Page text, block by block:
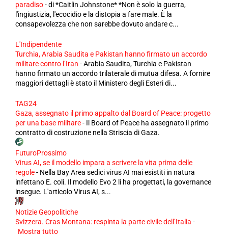
paradiso-di *Caitlin Johnstone* *Non è solo la guerra,
l'ingiustizia, l'ecocidio e la distopia a fare male. È la
consapevolezza che non sarebbe dovuto andare c...
L'Indipendente
Turchia, Arabia Saudita e Pakistan hanno firmato un accordo
militare contro l’Iran -Arabia Saudita, Turchia e Pakistan
hanno firmato un accordo trilaterale di mutua difesa. A fornire
maggiori dettagli è stato il Ministero degli Esteri di...
TAG24
Gaza, assegnato il primo appalto dal Board of Peace: progetto
per una base militare- Il Board of Peace ha assegnato il primo
contratto di costruzione nella Striscia di Gaza.
FuturoProssimo
Virus AI, se il modello impara a scrivere la vita prima delle
regole- Nella Bay Area sedici virus AI mai esistiti in natura
infettano E. coli. Il modello Evo 2 li ha progettati, la governance
insegue. L'articolo Virus AI, s...
Notizie Geopolitiche
Svizzera. Cras Montana: respinta la parte civile dell’Italia -
Mostra tutto